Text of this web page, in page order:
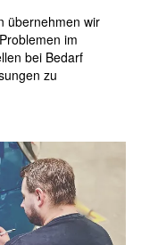
übernehmen wir
im
bei Bedarf
zu